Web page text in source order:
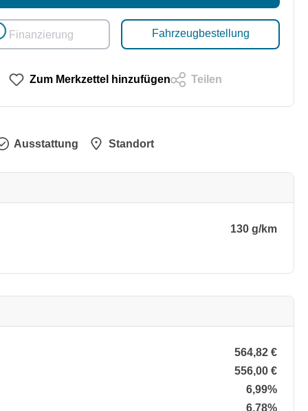
Finanzierung Fahrzeugbestellung
Zum Merkzettel hinzufügen Teilen
Ausstattung Standort
130 g/km
564,82 €
556,00 €
6,99%
6,78%